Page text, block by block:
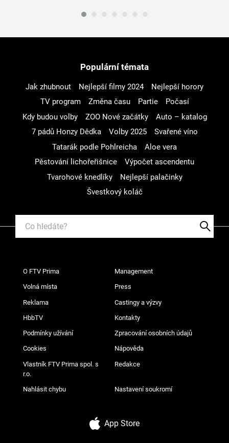
Populární témata
Jak zhubnout Nejlepší filmy 2024
Nejlepší horory
TV program
Změna času Partie
Počasí
Kdy budou volby
ZOO Nové začátky
Auto – katalog
7 pádů Honzy Dědka
Volby 2025
Svařené víno
Tatarák podle Pohlreicha
Aloe vera
Pěstování lichořeřišnice
Výpočet ascendentu
Tvarohové knedlíky
Nejlepší palačinky
Švestkový koláč
O FTV Prima Management
Volná místa Press
Reklama Castingy a výzvy
HbbTV Kontakty
Podmínky užívání Zpracování osobních údajů
Cookies Nápověda
Vlastník FTV Prima spol. s
r.o.
Redakce
Nahlásit chybu Nastavení soukromí
App Store